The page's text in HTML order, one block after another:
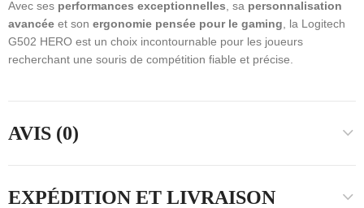
Avec ses performances exceptionnelles , sa personnalisation
avancée et son ergonomie pensée pour le gaming , la Logitech
G502 HERO est un choix incontournable pour les joueurs
recherchant une souris de compétition fiable et précise.
AVIS (0)
EXPÉDITION ET LIVRAISON